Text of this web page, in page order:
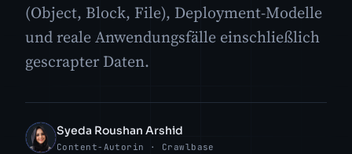
(Object, Block, File), Deployment-Modelle
und reale Anwendungsfälle einschließlich
gescrapter Daten.
SR
Syeda Roushan Arshid
Content-Autorin · Crawlbase